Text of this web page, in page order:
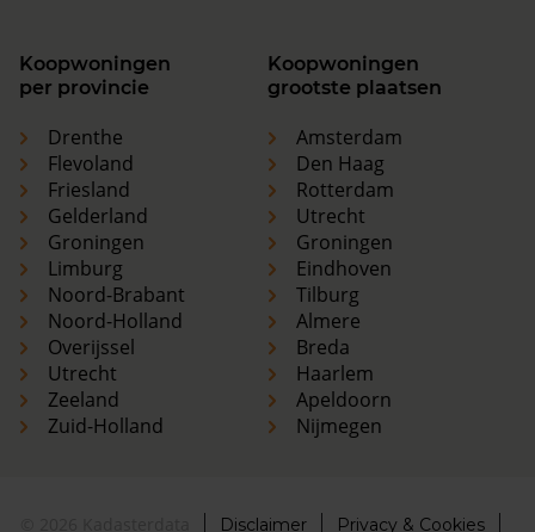
Koopwoningen
per provincie
Drenthe
Flevoland
Friesland
Gelderland
Groningen
Limburg
Noord-Brabant
Noord-Holland
Overijssel
Utrecht
Zeeland
Zuid-Holland
Koopwoningen
grootste plaatsen
Amsterdam
Den Haag
Rotterdam
Utrecht
Groningen
Eindhoven
Tilburg
Almere
Breda
Haarlem
Apeldoorn
Nijmegen
Disclaimer Privacy & Cookies